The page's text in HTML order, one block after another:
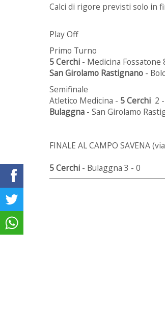
Calci di rigore previsti solo in
Play Off
Primo Turno
5 Cerchi - Medicina Fossatone
San Girolamo Rastignano -
Semifinale
Atletico Medicina - 5 Cerchi 2
Bulaggna - San Girolamo
FINALE AL CAMPO SAVENA
5 Cerchi - Bulaggna 3 - 0